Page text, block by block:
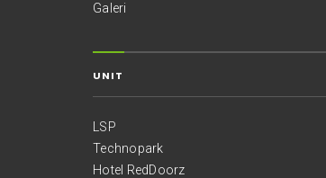
Galeri
UNIT
LSP
Technopark
Hotel RedDoorz